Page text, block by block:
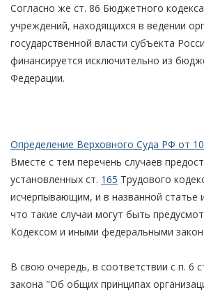
Согласно же ст. 86 Бюджетного
учреждений, находящихся в ведении
государственной власти субъекта
финансируется исключительно из
Федерации.
Определение Верховного Суда РФ от
Вместе с тем перечень случаев
установленных ст. 165 Трудового
исчерпывающим, и в названной статье
что такие случаи могут быть
Кодексом и иными федеральными
В свою очередь, в соответствии с п. 6
закона "Об общих принципах